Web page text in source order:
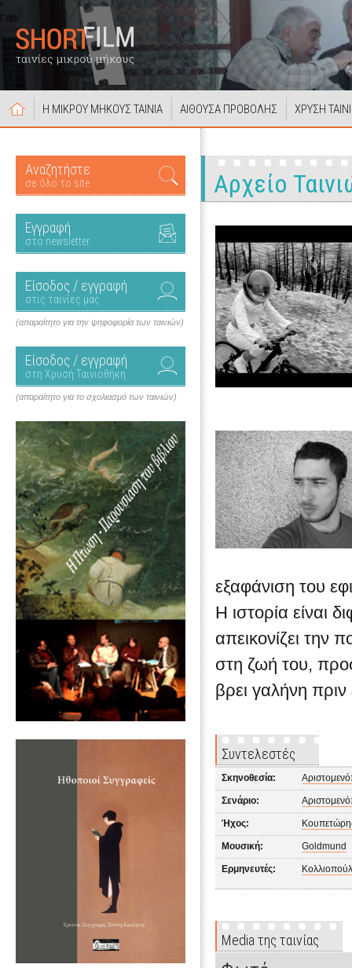
Η ΜΙΚΡΟΥ ΜΗΚΟΥΣ ΤΑΙΝΙΑ ΑΙΘΟΥΣΑ ΠΡΟΒΟΛΗΣ ΧΡΥΣΗ
Αναζητήστε
σε όλο το site
Εγγραφή
στο newsletter
Είσοδος / εγγραφή
στις ταινίες μας
(απαραίτητο για την ψηφοφορία των ταινιών)
Είσοδος / εγγραφή
στη Χρυσή Ταινιοθήκη
(απαραίτητο για το σχολιασμό των ταινιών)
Αρχείο
εξαφάνιση του
Η ιστορία είναι
απεικονίζει την
στη ζωή του,
βρει γαλήνη
Συντελεστές
Σκηνοθεσία:
Σενάριο:
Ήχος:
Μουσική: Goldmund
Ερμηνευτές:
Media της ταινίας